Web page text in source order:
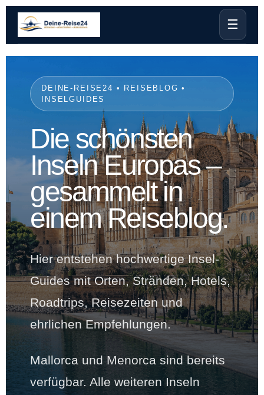
☰
DEINE-REISE24 • REISEBLOG •
INSELGUIDES
Die schönsten
Inseln Europas –
gesammelt in
einem Reiseblog.
Hier entstehen hochwertige Insel-
Guides mit Orten, Stränden, Hotels,
Roadtrips, Reisezeiten und
ehrlichen Empfehlungen.
Mallorca und Menorca sind bereits
verfügbar. Alle weiteren Inseln